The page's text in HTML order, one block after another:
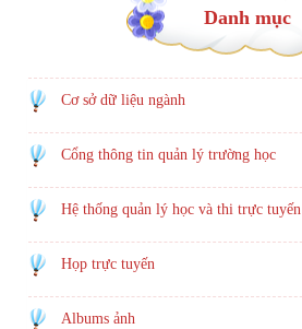
Danh mục
Cơ sở dữ liệu ngành
Cổng thông tin quản lý trường học
Hệ thống quản lý học và thi trực tuyến
Họp trực tuyến
Albums ảnh